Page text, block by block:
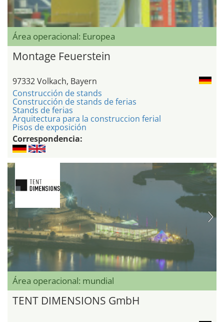
Área operacional: Europea
Montage Feuerstein
97332 Volkach, Bayern
Construcción de stands
Construcción de stands de ferias
Stands de ferias
Arquitectura para la construccion ferial
Pisos de exposición
Correspondencia:
Área operacional: mundial
TENT DIMENSIONS GmbH